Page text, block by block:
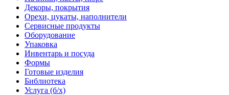
Декоры, покрытия
Орехи, цукаты, наполнители
Сервисные продукты
Оборудование
Упаковка
Инвентарь и посуда
Формы
Готовые изделия
Библиотека
Услуга (б/х)